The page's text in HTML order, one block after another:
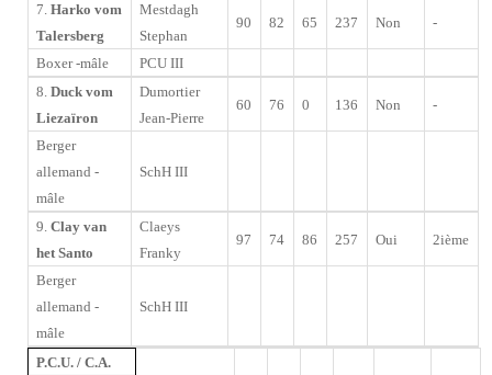
7.Harko vom
Talersberg
Mestdagh
Stephan
90 82 65 237 Non -
Boxer -mâle
PCU III
8.Duck vom
Liezaïron
Dumortier
Jean-Pierre
60 76 0 136 Non -
Berger
allemand -
mâle
SchH III
9.Clay van
het Santo
Claeys
Franky
97 74 86 257 Oui 2ième
Berger
allemand -
mâle
SchH III
P.C.U. / C.A.